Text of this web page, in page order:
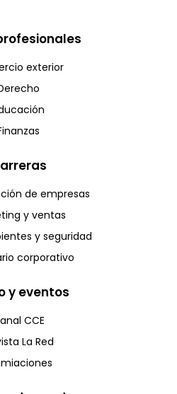
exterior
de empresas
y ventas
y seguridad
corporativo
y eventos
CCE
La Red